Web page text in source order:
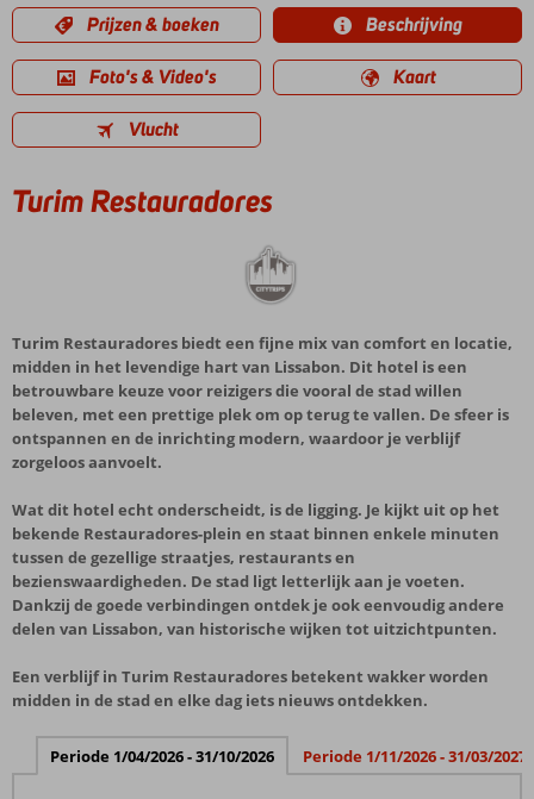
Prijzen & boeken Beschrijving
Foto's & Video's Kaart
Vlucht
Turim Restauradores
Turim Restauradores biedt een fijne mix van comfort en locatie,
midden in het levendige hart van Lissabon. Dit hotel is een
betrouwbare keuze voor reizigers die vooral de stad willen
beleven, met een prettige plek om op terug te vallen. De sfeer is
ontspannen en de inrichting modern, waardoor je verblijf
zorgeloos aanvoelt.
Wat dit hotel echt onderscheidt, is de ligging. Je kijkt uit op het
bekende Restauradores-plein en staat binnen enkele minuten
tussen de gezellige straatjes, restaurants en
bezienswaardigheden. De stad ligt letterlijk aan je voeten.
Dankzij de goede verbindingen ontdek je ook eenvoudig andere
delen van Lissabon, van historische wijken tot uitzichtpunten.
Een verblijf in Turim Restauradores betekent wakker worden
midden in de stad en elke dag iets nieuws ontdekken.
Periode 1/04/2026 - 31/10/2026 Periode 1/11/2026 - 31/03/2027